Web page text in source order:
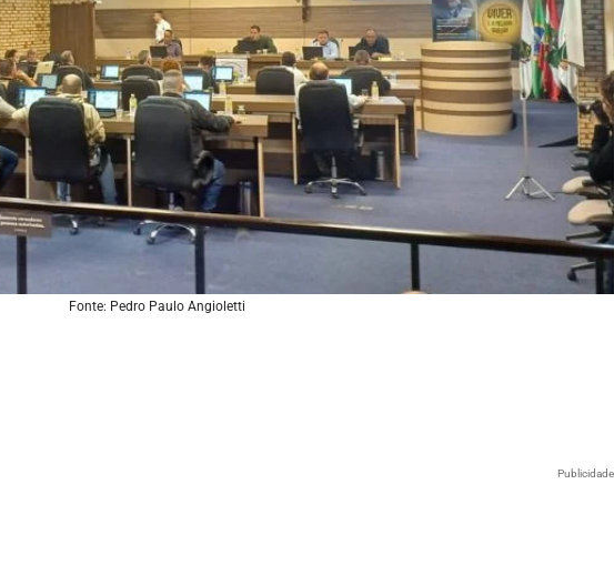
Fonte: Pedro Paulo Angioletti
Publicidade